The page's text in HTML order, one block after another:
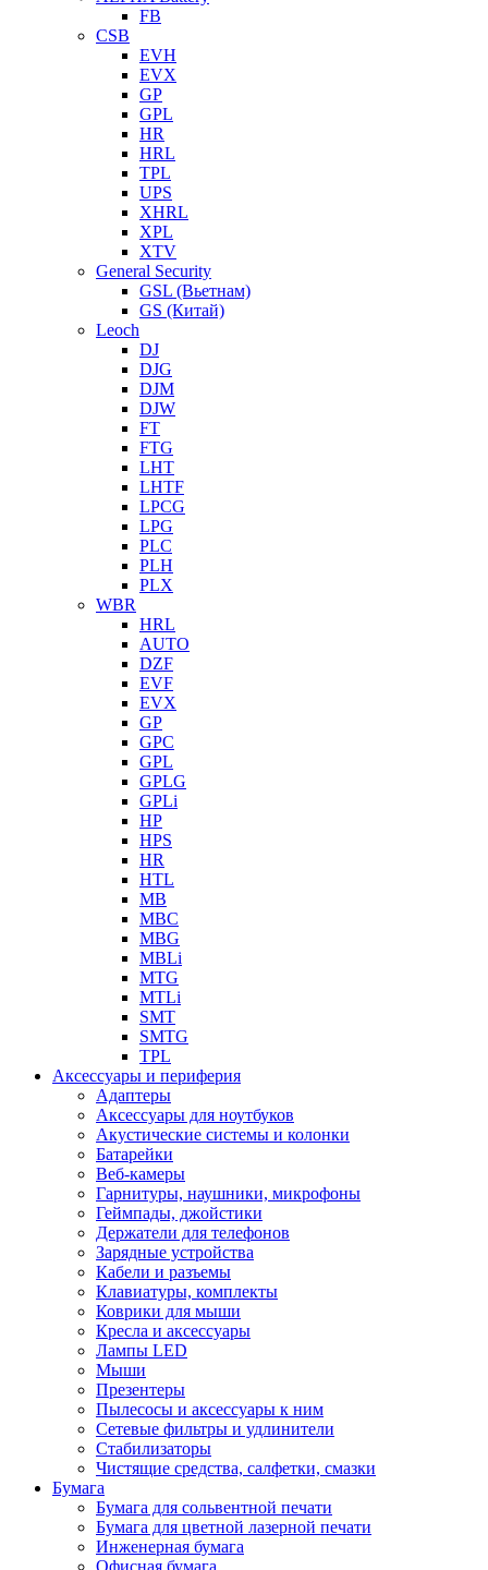
FB
CSB
EVH
EVX
GP
GPL
HR
HRL
TPL
UPS
XHRL
XPL
XTV
General Security
GSL (Вьетнам)
GS (Китай)
Leoch
DJ
DJG
DJM
DJW
FT
FTG
LHT
LHTF
LPCG
LPG
PLC
PLH
PLX
WBR
HRL
AUTO
DZF
EVF
EVX
GP
GPC
GPL
GPLG
GPLi
HP
HPS
HR
HTL
MB
MBC
MBG
MBLi
MTG
MTLi
SMT
SMTG
TPL
Аксессуары и периферия
Адаптеры
Аксессуары для ноутбуков
Акустические системы и колонки
Батарейки
Веб-камеры
Гарнитуры, наушники, микрофоны
Геймпады, джойстики
Держатели для телефонов
Зарядные устройства
Кабели и разъемы
Клавиатуры, комплекты
Коврики для мыши
Кресла и аксессуары
Лампы LED
Мыши
Презентеры
Пылесосы и аксессуары к ним
Сетевые фильтры и удлинители
Стабилизаторы
Чистящие средства, салфетки, смазки
Бумага
Бумага для сольвентной печати
Бумага для цветной лазерной печати
Инженерная бумага
Офисная бумага